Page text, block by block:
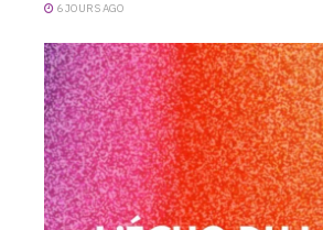
6 JOURS AGO